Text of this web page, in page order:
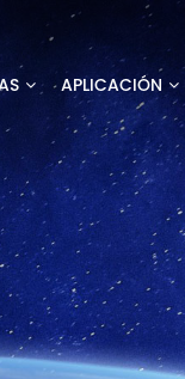
APLICACIÓN